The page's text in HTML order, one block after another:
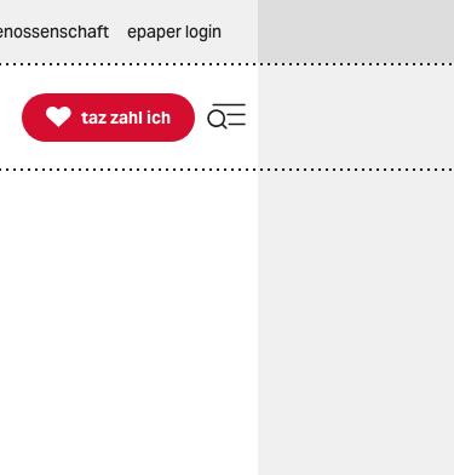
epaper login

taz zahl ich
taz zahl ich